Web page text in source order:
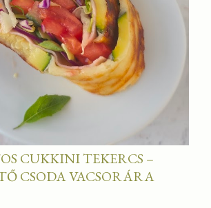
CUKKINI TEKERCS –
CSODA VACSORÁRA